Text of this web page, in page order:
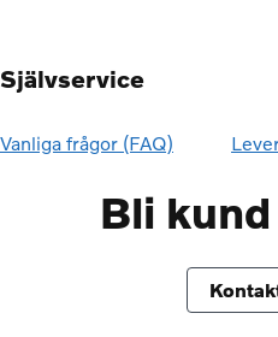
Självservice
Vanliga frågor (FAQ)
Bli